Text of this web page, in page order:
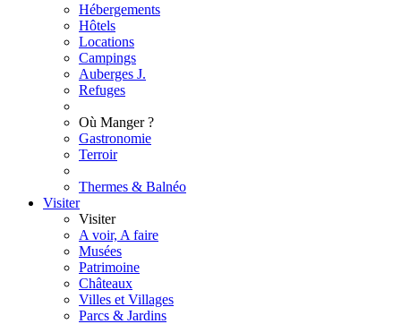
Hébergements
Hôtels
Locations
Campings
Auberges J.
Refuges
Où Manger ?
Gastronomie
Terroir
Thermes & Balnéo
Visiter
Visiter
A voir, A faire
Musées
Patrimoine
Châteaux
Villes et Villages
Parcs & Jardins